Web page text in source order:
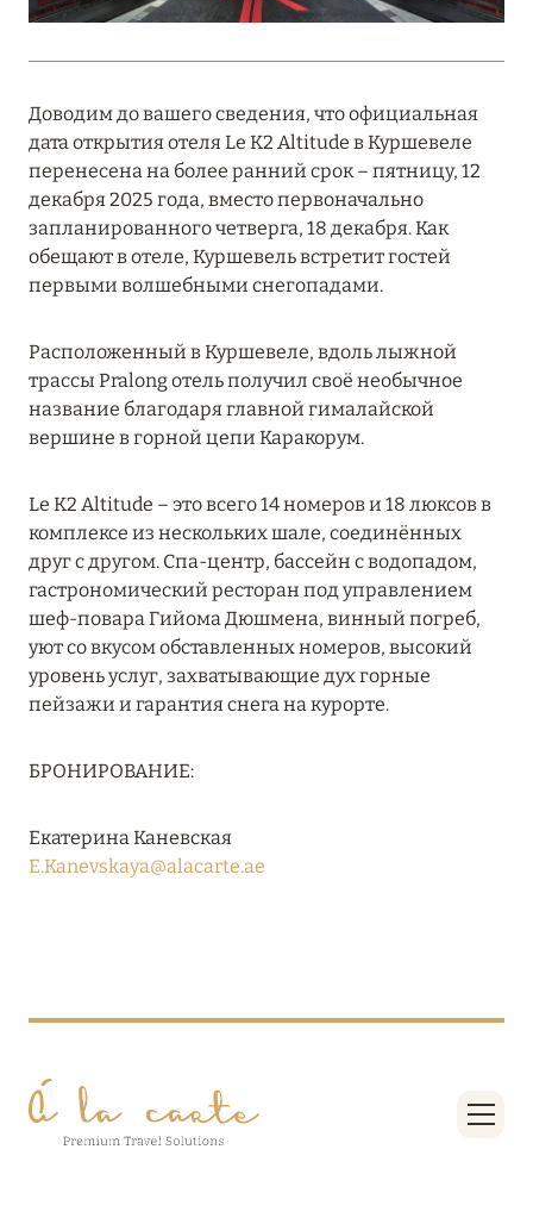
ПРЯМОЙ ПЕРЕЛЁТ
20 марта 2026
MARCH GRAND ESCAPE: ПРЕДЛОЖЕНИЕ ОТ Á
LA CARTE PREMIUM ПО ОТЕЛЮ WALDORF
ASTORIA MALDIVES ITHAAFUSHI, МАЛЬДИВЫ
Подробнее
12 ноября 2025
MANDARIN ORIENTAL JUMEIRA — SUITE
NOVEMBER
Подробнее
13 мая 2025
ЗАБРОНИРУЙТЕ FOUR SEASONS RESORT
DUBAI AT JUMEIRAH BEACH ПО ЛУЧШИМ
ЦЕНАМ
ATLANTIS THE PALM: НОВЫЙ ПАКЕТ
НАПИТКОВ ДЛЯ HB И FB
СКИДКИ ДО 30 % ОТ СУММЫ КОНТРАКТА НА
РАЗМЕЩЕНИЕ ВЕСНОЙ
Подробнее
Доводим до вашего сведения, что официальная
дата открытия отеля Le K2 Altitude в Куршевеле
перенесена на более ранний срок – пятницу, 12
декабря 2025 года, вместо первоначально
запланированного четверга, 18 декабря. Как
обещают в отеле, Куршевель встретит гостей
первыми волшебными снегопадами.
Расположенный в Куршевеле, вдоль лыжной
трассы Pralong отель получил своё необычное
название благодаря главной гималайской
вершине в горной цепи Каракорум.
Le K2 Altitude – это всего 14 номеров и 18 люксов в
комплексе из нескольких шале, соединённых
друг с другом. Спа-центр, бассейн с водопадом,
гастрономический ресторан под управлением
шеф-повара Гийома Дюшмена, винный погреб,
уют со вкусом обставленных номеров, высокий
уровень услуг, захватывающие дух горные
пейзажи и гарантия снега на курорте.
БРОНИРОВАНИЕ:
Екатерина Каневская
E.Kanevskaya@alacarte.ae